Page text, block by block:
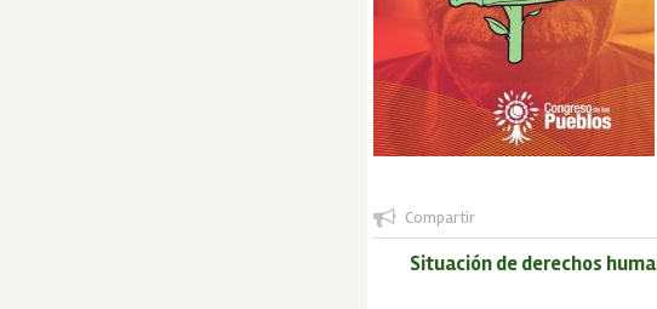
Compartir
Situación de derechos